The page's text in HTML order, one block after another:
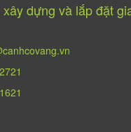
dựng và lắp đặt